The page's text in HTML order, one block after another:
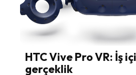
HTC Vive Pro VR: İş
gerçeklik